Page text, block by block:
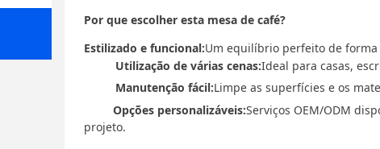
Por que escolher esta mesa de café?
Estilizado e funcional:Um equilíbrio perfeito de forma
Utilização de várias cenas:Ideal para casas,
Manutenção fácil:Limpe as superfícies e os
Opções personalizáveis:Serviços OEM/ODM
projeto.